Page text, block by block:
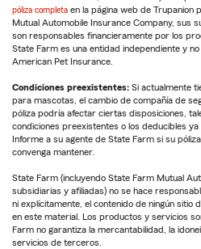
póliza completa en la página web de Trupanion
Mutual Automobile Insurance Company, sus
son responsables financieramente por los
State Farm es una entidad independiente y
American Pet Insurance.
Condiciones preexistentes: Si actualmente
para mascotas, el cambio de compañía de
póliza podría afectar ciertas disposiciones,
condiciones preexistentes o los deducibles ya
Informe a su agente de State Farm si su
convenga mantener.
State Farm (incluyendo State Farm Mutual
subsidiarias y afiliadas) no se hace
ni explícitamente, el contenido de ningún sitio
en este material. Los productos y servicios
Farm no garantiza la mercantabilidad, la
servicios de terceros.